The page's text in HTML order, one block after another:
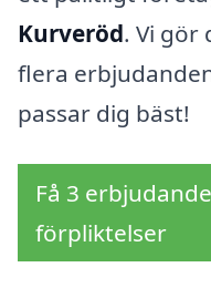
Kurveröd. Vi gör
flera
passar dig bäst!
Få 3
förpliktelser